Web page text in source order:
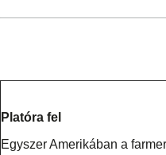
Platóra fel
Egyszer Amerikában a